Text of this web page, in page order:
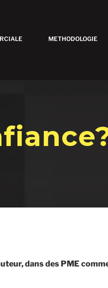
METHODOLOGIE
dans des PME